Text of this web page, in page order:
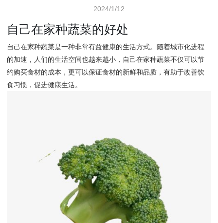
2024/1/12
自己在家种蔬菜的好处
自己在家种蔬菜是一种非常有益健康的生活方式。随着城市化进程
的加速，人们的生活空间也越来越小，自己在家种蔬菜不仅可以节
约购买食材的成本，更可以保证食材的新鲜和品质，有助于改善饮
食习惯，促进健康生活。